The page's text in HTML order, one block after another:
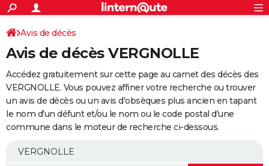
ACTUALITÉS
Politique
Société
Faits Divers
Education
Monde
Villes
+
SPORT
Coupe du monde 2026
Football
Tennis
Cyclisme
Rugby
Forum
Programme TV
TNT
Streaming
Cinéma
Sorties cinéma
Musique
+
FINANCE
Impôts
Immobilier
Risques naturels par ville
Banque
Assurance
Crédit
AUTO
Essais
Réserver un essai
Citadines
Berlines
SUV
Forum auto
+
Mobiles
Meilleur smartphone
Internet
Ordinateurs
Jeux vidéo
Guide high-tech
Avis de décès
Avis de décès VERGNOLLE
Accédez gratuitement sur cette page au carnet des décès des
VERGNOLLE. Vous pouvez affiner votre recherche ou trouver
un avis de décès ou un avis d'obsèques plus ancien en tapant
le nom d'un défunt et/ou le nom ou le code postal d'une
commune dans le moteur de recherche ci-dessous.